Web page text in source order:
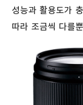
성능과 활용도가
따라 조금씩 다를